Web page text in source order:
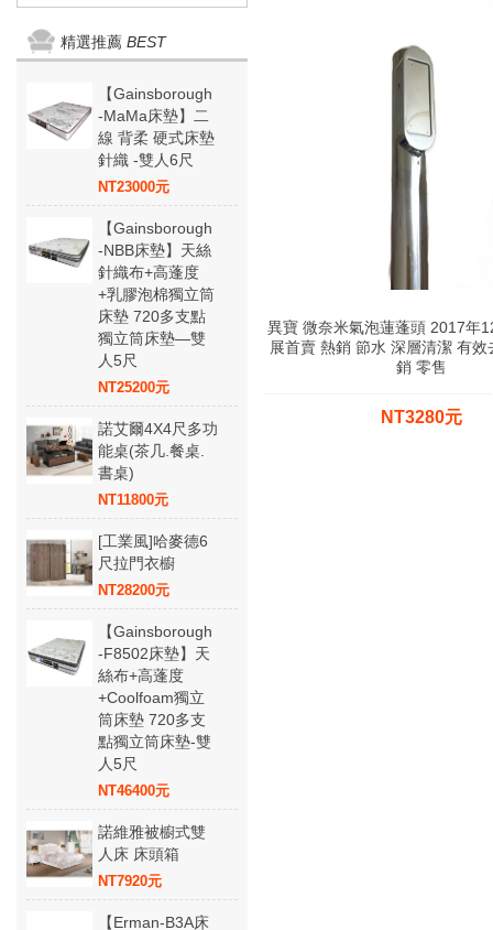
精選推薦 BEST
【Gainsborough
-MaMa床墊】二
線 背柔 硬式床墊
針織 -雙人6尺
NT23000元
【Gainsborough
-NBB床墊】天絲
針織布+高蓬度
+乳膠泡棉獨立筒
床墊 720多支點
獨立筒床墊—雙
人5尺
NT25200元
諾艾爾4X4尺多功
能桌(茶几.餐桌.
書桌)
NT11800元
[工業風]哈麥德6
尺拉門衣櫥
NT28200元
【Gainsborough
-F8502床墊】天
絲布+高蓬度
+Coolfoam獨立
筒床墊 720多支
點獨立筒床墊-雙
人5尺
NT46400元
諾維雅被櫥式雙
人床 床頭箱
NT7920元
【Erman-B3A床
異寶 微奈米氣泡蓮蓬頭 2017年
展首賣 熱銷 節水 深層清潔 有效
銷 零售
NT3280元